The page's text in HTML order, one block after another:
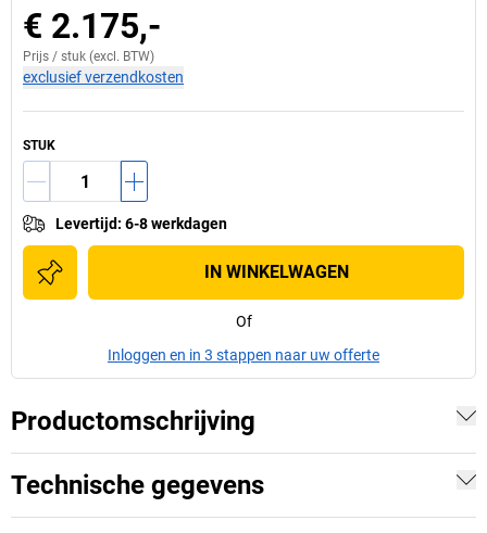
€ 2.175,-
Prijs / stuk (excl. BTW)
exclusief verzendkosten
STUK
Levertijd: 6-8 werkdagen
IN WINKELWAGEN
Of
Inloggen en in 3 stappen naar uw offerte
Productomschrijving
Technische gegevens